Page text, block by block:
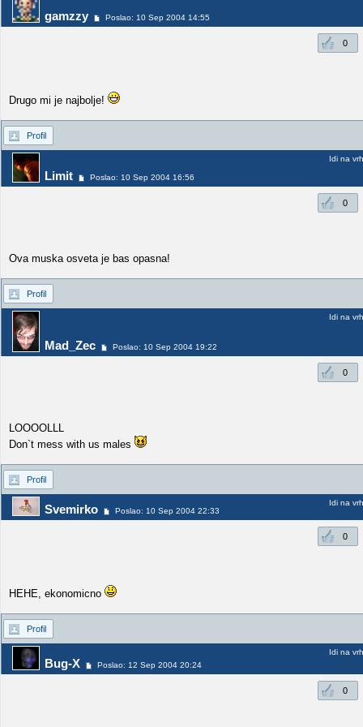
gamzzy Poslao: 10 Sep 2004 14:55
0
Drugo mi je najbolje!
Profil
Limit Poslao: 10 Sep 2004 16:56
Idi na vrh
0
Ova muska osveta je bas opasna!
Profil
Mad_Zec Poslao: 10 Sep 2004 19:22
Idi na vrh
0
LOOOOLLL
Don`t mess with us males
Profil
Svemirko Poslao: 10 Sep 2004 22:33
Idi na vrh
0
HEHE, ekonomicno
Profil
Bug-X Poslao: 12 Sep 2004 20:24
Idi na vrh
0